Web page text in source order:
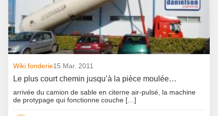
Wiki fonderie15 Mar. 2011
Le plus court chemin jusqu’à la pièce moulée…
arrivée du camion de sable en citerne air-pulsé, la machine
de protypage qui fonctionne couche […]